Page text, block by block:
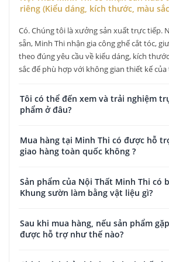
riêng (Kiểu dáng, kích thước, màu
Có. Chúng tôi là xưởng sản xuất trực tiếp.
sẵn, Minh Thi nhận gia công ghế cắt tóc,
theo đúng yêu cầu về kiểu dáng, kích
sắc để phù hợp với không gian thiết kế
Tôi có thể đến xem và trải nghiệm
phẩm ở đâu?
trực tiếp tất cả các dòng sản phẩm tại
tôi ở địa chỉ: 178 Đường Vĩnh Lộc, Tân Vĩnh
Mua hàng tại Minh Thi có được hỗ
giao hàng toàn quốc không ?
toàn quốc. Chúng tôi có chính sách hỗ trợ
tối ưu cho các đơn hàng tại TP. Hồ Chí
Sản phẩm của Nội Thất Minh Thi có
Khung sườn làm bằng vật liệu gì?
trên khung sắt, khung gô chịu lực chắc
tại xưởng và kiểm tra kỹ trước khi giao
Sau khi mua hàng, nếu sản phẩm
được hỗ trợ như thế nào?